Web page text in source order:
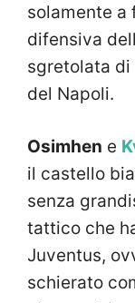
solamente a
difensiva
sgretolata
del Napoli.
Osimhen e
il castello
senza
tattico che
Juventus,
schierato